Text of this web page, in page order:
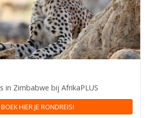
in Zimbabwe bij AfrikaPLUS
BOEK HIER JE RONDREIS!